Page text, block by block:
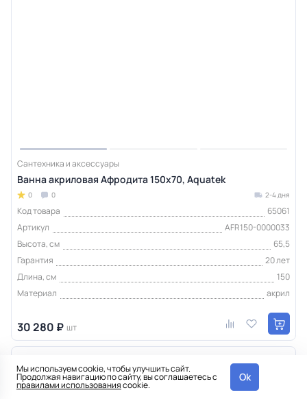
Сантехника и аксессуары
Ванна акриловая Афродита 150х70, Aquatek
0 0 2-4 дня
Код товара
65061
Артикул
AFR150-0000033
Высота, см
65,5
Гарантия
20 лет
Длина, см
150
Материал
акрил
30 280 ₽ шт
Мы используем cookie, чтобы улучшить сайт.
Продолжая навигацию по сайту, вы соглашаетесь с
правилами использованияcookie.
Ok